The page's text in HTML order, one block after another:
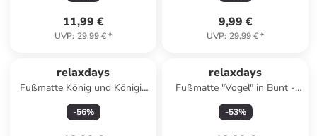
11,99 €
UVP: 29,99 €*
9,99 €
UVP: 29,99 €*
relaxdays
Fußmatte König und Königin
in Braun - (B)60 x (T)40 cm
-56%
relaxdays
Fußmatte "Vogel" in Bunt -
(B)60 x (T)40 cm
-53%